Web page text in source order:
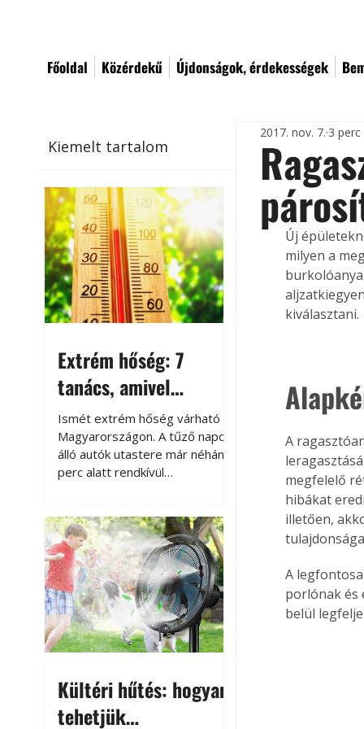
Főoldal Közérdekű Újdonságok, érdekességek
Kiemelt tartalom
Extrém hőség: 7
tanács, amivel
megóvhatjuk
autónkat a nyári
károktól
Ismét extrém hőség várható
Magyarországon. A tűző napon
álló autók utastere már néhány
perc alatt rendkívül
megközelítheti. Ez nemcsak a
beszállást teszi kellemetlenné,
hanem az autó állapotára és a
benne hagyott tárgyakra is
káros hatással lehet. Néhány
egyszerű óvintézkedéssel
azonban jelentősen
csökkenthetjük a hőség káros
Kültéri hűtés: hogyan
tehetjük
2017. nov. 7. 3
Új
milyen a
kiválasztani.
A
megfelelő
hibákat
illetően,
A
porlónak és
belül